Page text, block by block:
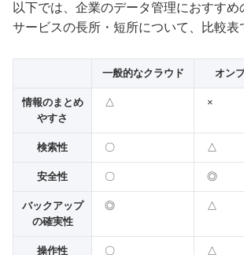
以下では、企業のデータ管理におすすめ
サービスの長所・短所について、比較表
一般的なクラウド オン
情報のまとめ
やすさ
△ ×
検索性 〇 △
安全性 〇 ◎
バックアップ
の確実性
◎ △
操作性 〇 △